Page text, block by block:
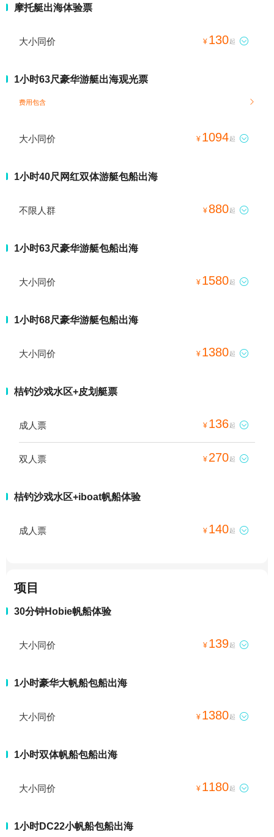
摩托艇出海体验票
大小同价 ¥ 130起 
1小时63尺豪华游艇出海观光票
费用包含 
大小同价 ¥ 1094起 
1小时40尺网红双体游艇包船出海
不限人群 ¥ 880起 
1小时63尺豪华游艇包船出海
大小同价 ¥ 1580起 
1小时68尺豪华游艇包船出海
大小同价 ¥ 1380起 
桔钓沙戏水区+皮划艇票
成人票 ¥ 136起 
双人票 ¥ 270起 
桔钓沙戏水区+iboat帆船体验
成人票 ¥ 140起 
项目
30分钟Hobie帆船体验
大小同价 ¥ 139起 
1小时豪华大帆船包船出海
大小同价 ¥ 1380起 
1小时双体帆船包船出海
大小同价 ¥ 1180起 
1小时DC22小帆船包船出海